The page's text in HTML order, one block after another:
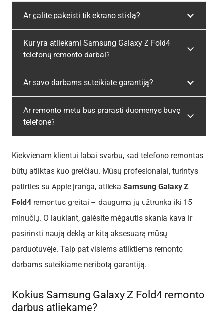
Ar galite pakeisti tik ekrano stiklą?
Kur yra atliekami Samsung Galaxy Z Fold4
telefonų remonto darbai?
Ar savo darbams suteikiate garantiją?
Ar remonto metu bus prarasti duomenys buvę
telefone?
Kiekvienam klientui labai svarbu, kad telefono remontas
būtų atliktas kuo greičiau. Mūsų profesionalai, turintys
patirties su Apple įranga, atlieka Samsung Galaxy Z
Fold4 remontus greitai – dauguma jų užtrunka iki 15
minučių. O laukiant, galėsite mėgautis skania kava ir
pasirinkti naują dėklą ar kitą aksesuarą mūsų
parduotuvėje. Taip pat visiems atliktiems remonto
darbams suteikiame neribotą garantiją.
Kokius Samsung Galaxy Z Fold4 remonto
darbus atliekame?